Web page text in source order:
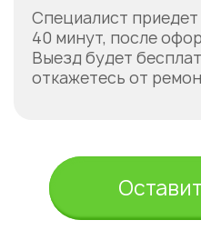
Специалист
40 минут, после
Выезд будет
откажетесь от